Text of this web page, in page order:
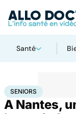
Santé
AccueilSanté
SENIORS
A Nantes,